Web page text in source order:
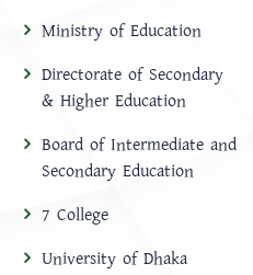
Ministry of Education
Directorate of Secondary
& Higher Education
Board of Intermediate and
Secondary Education
7 College
University of Dhaka